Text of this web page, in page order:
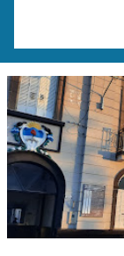
Desarrollamos
intuitiva,
cualquier
locales y
nuestros